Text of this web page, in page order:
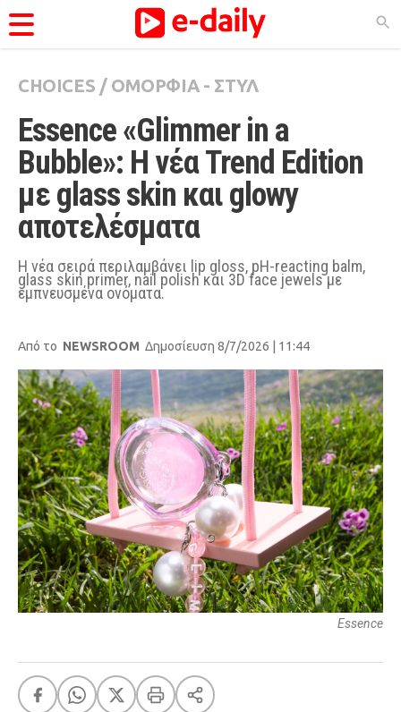
ΚΑΤΗΓΟΡΊΕΣ
Ειδήσεις
Θέματα
Videos
Podcasts
Viral
Life
Pop Culture
Agenda
FEEDS
Πάσχα Eurovision
Retro Summer
OMG LOL
Xmas
CHOICES / ΟΜΟΡΦΙΑ - ΣΤΥΛ
Essence «Glimmer in a
Bubble»: Η νέα Trend Edition
με glass skin και glowy
αποτελέσματα
Η νέα σειρά περιλαμβάνει lip gloss, pH-reacting balm,
glass skin primer, nail polish και 3D face jewels με
εμπνευσμένα ονόματα.
Από το NEWSROOM Δημοσίευση 8/7/2026 | 11:44
Essence